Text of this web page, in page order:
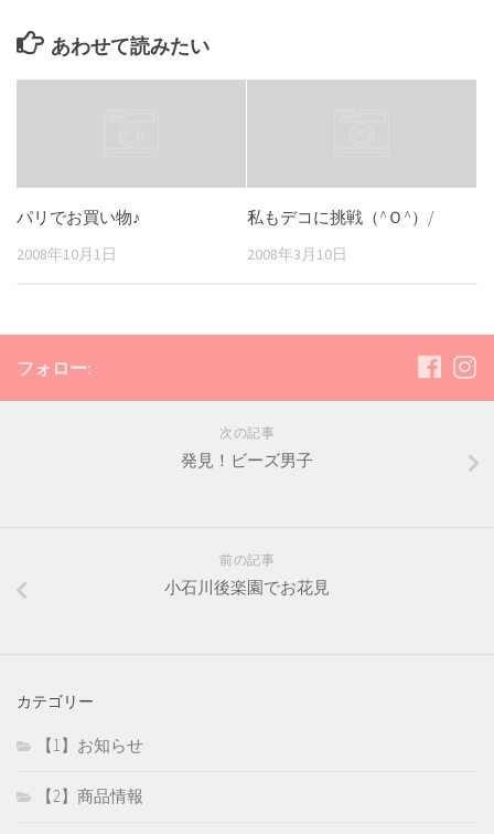
あわせて読みたい
パリでお買い物♪
2008年10月1日
私もデコに挑戦（^Ｏ^）/
2008年3月10日
フォロー:
次の記事
発見！ビーズ男子
前の記事
小石川後楽園でお花見
カテゴリー
【1】お知らせ
【2】商品情報